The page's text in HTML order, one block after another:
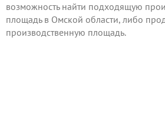
возможность найти подходящую
площадь в Омской области, либо
производственную площадь.